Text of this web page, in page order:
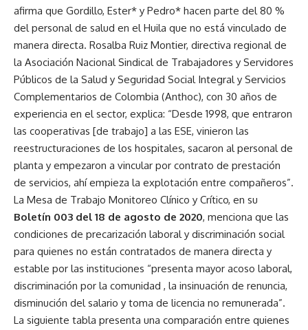
afirma que Gordillo, Ester* y Pedro* hacen parte del 80 %
del personal de salud en el Huila que no está vinculado de
manera directa. Rosalba Ruiz Montier, directiva regional de
la Asociación Nacional Sindical de Trabajadores y Servidores
Públicos de la Salud y Seguridad Social Integral y Servicios
Complementarios de Colombia (Anthoc), con 30 años de
experiencia en el sector, explica: “Desde 1998, que entraron
las cooperativas [de trabajo] a las ESE, vinieron las
reestructuraciones de los hospitales, sacaron al personal de
planta y empezaron a vincular por contrato de prestación
de servicios, ahí empieza la explotación entre compañeros”.
La Mesa de Trabajo Monitoreo Clínico y Crítico, en su
Boletín 003 del 18 de agosto de 2020, menciona que las
condiciones de precarización laboral y discriminación social
para quienes no están contratados de manera directa y
estable por las instituciones “presenta mayor acoso laboral,
discriminación por la comunidad , la insinuación de renuncia,
disminución del salario y toma de licencia no remunerada”.
La siguiente tabla presenta una comparación entre quienes